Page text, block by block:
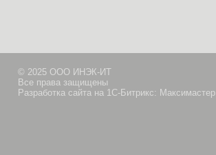
© 2025 ООО ИНЭК-ИТ
Все права защищены
Разработка сайта на 1С-Битрикс: Максимастер